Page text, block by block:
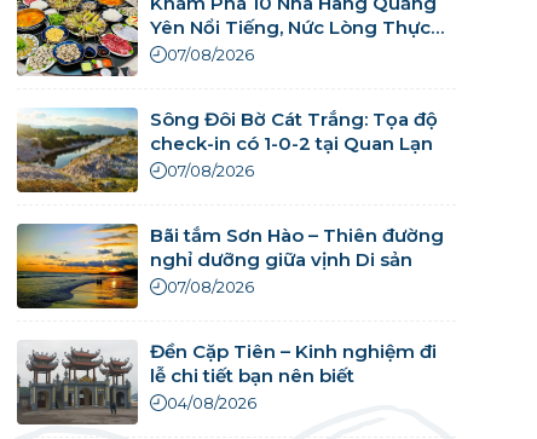
Yên Nổi Tiếng, Nức Lòng Thực
Khách
07/08/2026
Sông Đôi Bờ Cát Trắng: Tọa độ
check-in có 1-0-2 tại Quan Lạn
07/08/2026
Bãi tắm Sơn Hào – Thiên đường
nghỉ dưỡng giữa vịnh Di sản
07/08/2026
Đền Cặp Tiên – Kinh nghiệm đi
lễ chi tiết bạn nên biết
04/08/2026